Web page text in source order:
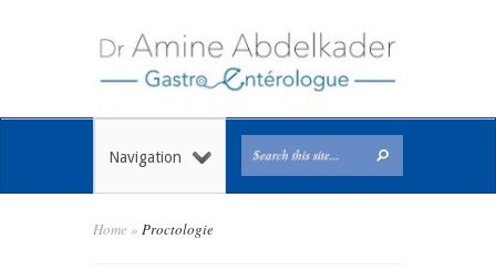
Navigation
Home » Proctologie